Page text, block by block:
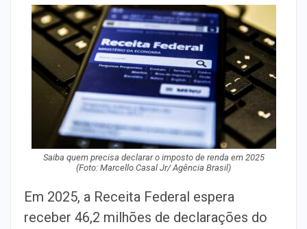
Saiba quem precisa declarar o imposto de renda em 2025
(Foto: Marcello Casal Jr/ Agência Brasil)
Em 2025, a Receita Federal espera
receber 46,2 milhões de declarações do